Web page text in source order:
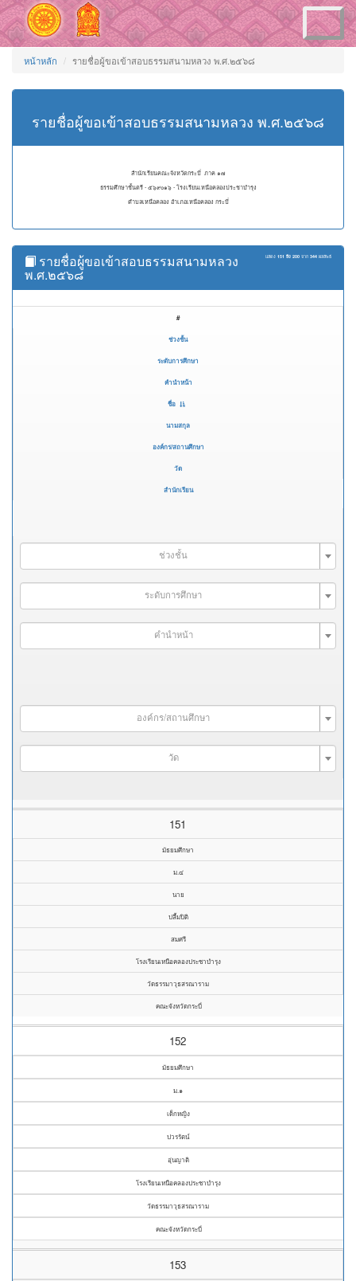
Toggle
navigation
หน้าหลัก รายชื่อผู้ขอเข้าสอบธรรมสนามหลวง พ.ศ.๒๕๖๘
รายชื่อผู้ขอเข้าสอบธรรมสนามหลวง พ.ศ.๒๕๖๘
สำนักเรียนคณะจังหวัดกระบี่ ภาค ๑๗
ธรรมศึกษาชั้นตรี - ๕๖๙๐๑๖ - โรงเรียนเหนือคลองประชาบำรุง
ตำบลเหนือคลอง อำเภอเหนือคลอง กระบี่
แสดง 151 ถึง 200 จาก 344 ผลลัพธ์
รายชื่อผู้ขอเข้าสอบธรรมสนามหลวง
พ.ศ.๒๕๖๘
#
ช่วงชั้น
ระดับการศึกษา
คำนำหน้า
ชื่อ
นามสกุล
องค์กร/สถานศึกษา
วัด
สำนักเรียน
ช่วงชั้น
ระดับการศึกษา
คำนำหน้า
องค์กร/สถานศึกษา
วัด
151
มัธยมศึกษา
ม.๔
นาย
ปลื้มปิติ
สมศรี
โรงเรียนเหนือคลองประชาบำรุง
วัดธรรมาวุธสรณาราม
คณะจังหวัดกระบี่
152
มัธยมศึกษา
ม.๑
เด็กหญิง
ปวรรัตน์
อุ่นญาติ
โรงเรียนเหนือคลองประชาบำรุง
วัดธรรมาวุธสรณาราม
คณะจังหวัดกระบี่
153